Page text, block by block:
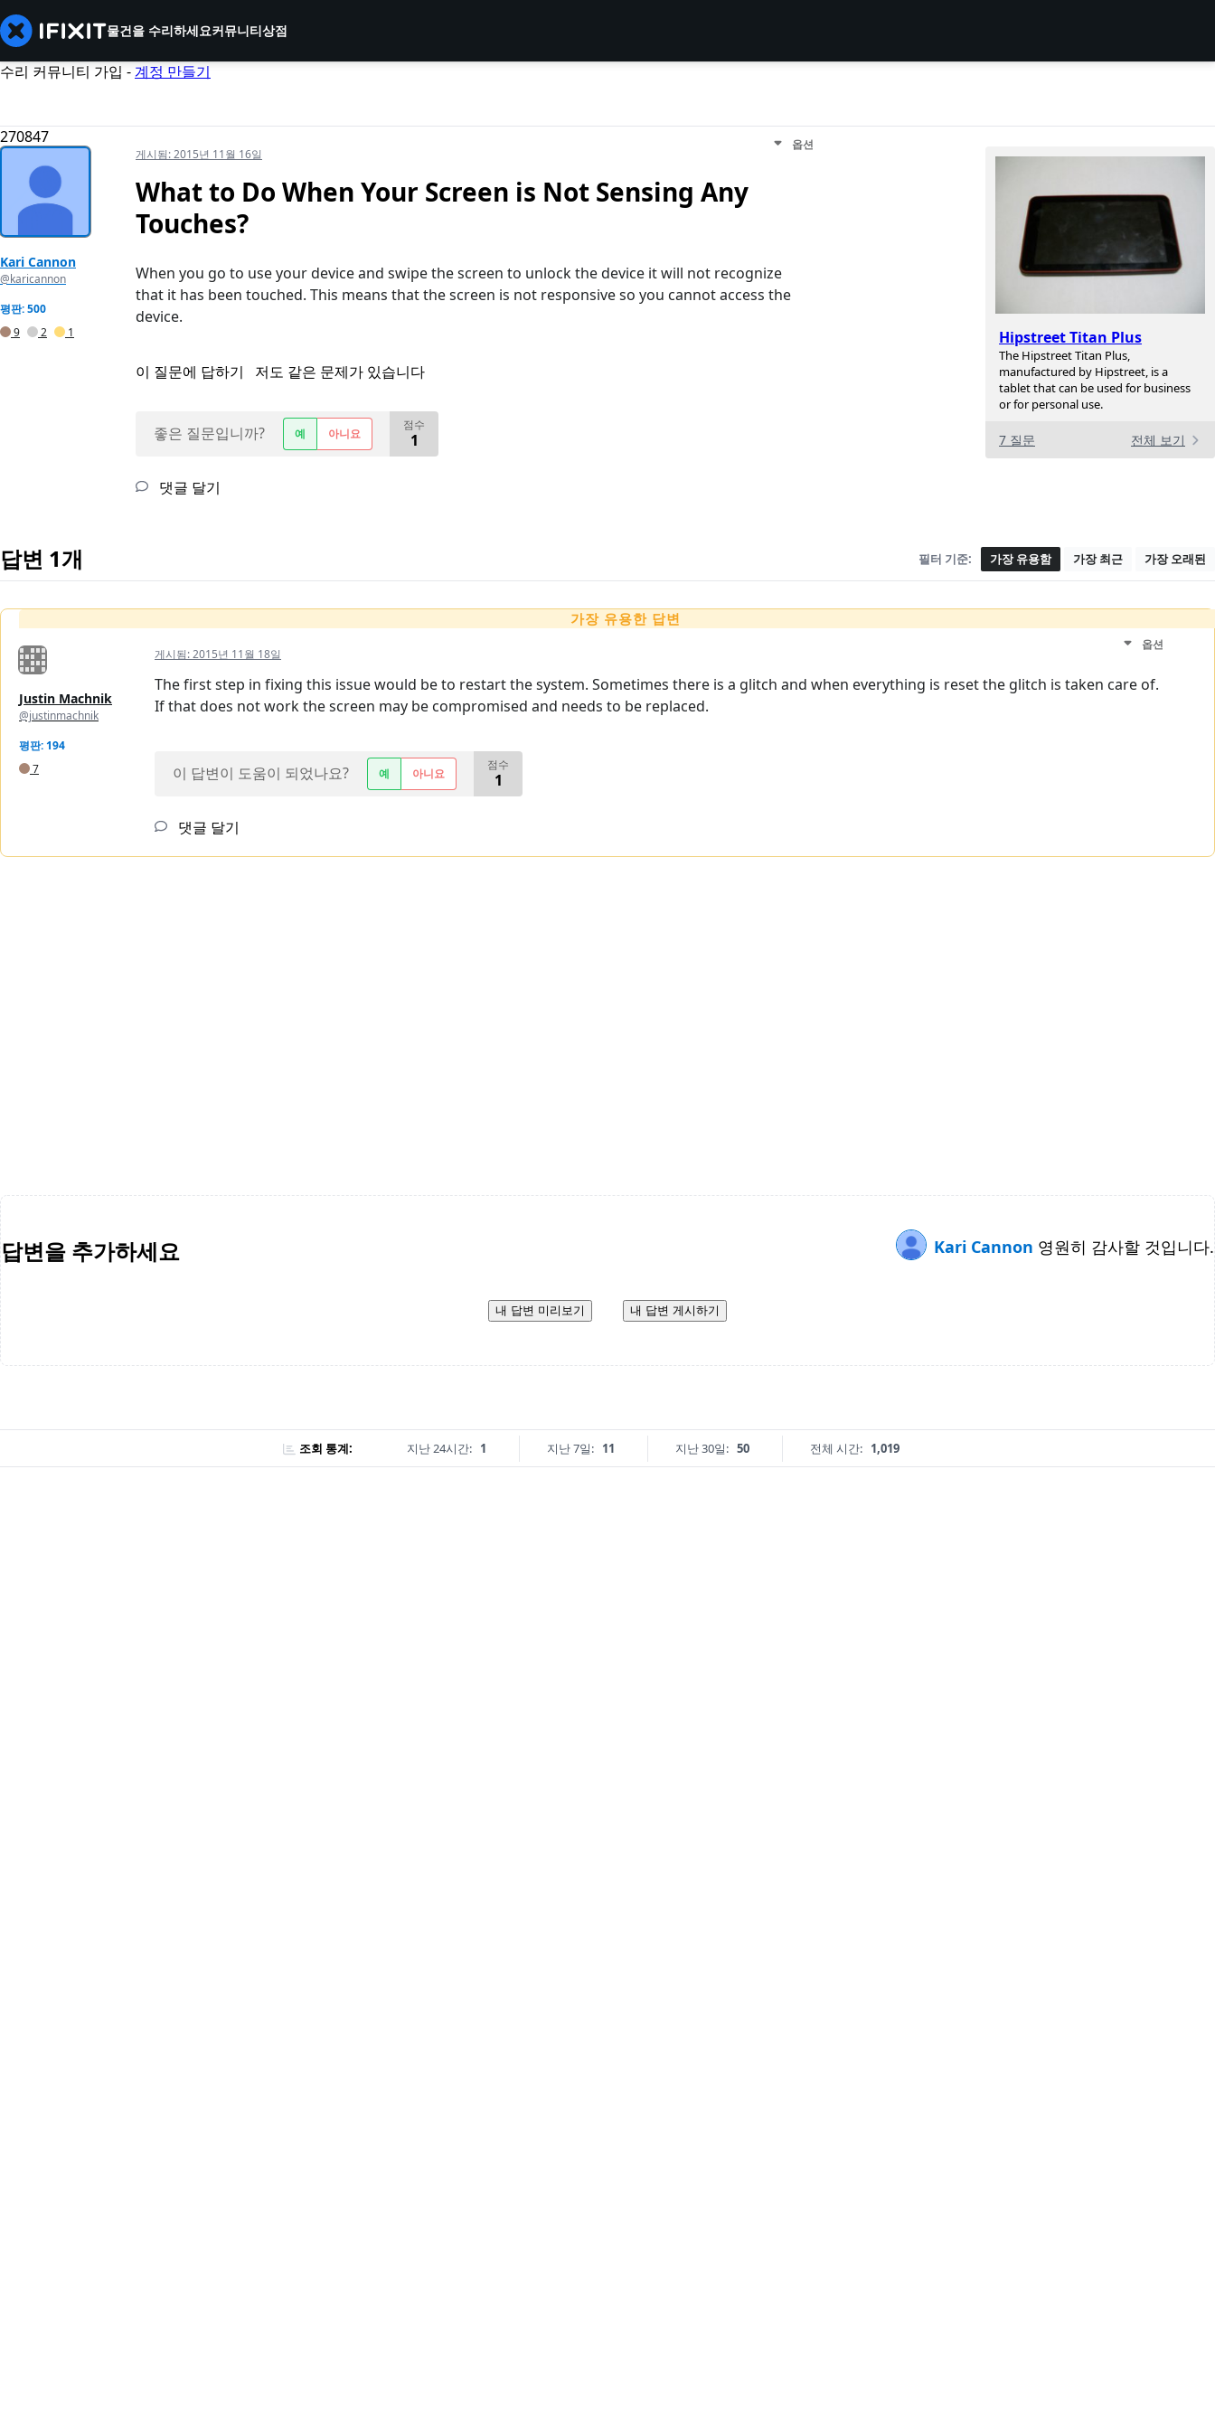
물건을 수리하세요커뮤니티상점
수리 커뮤니티 가입 -계정 만들기
270847
Hipstreet Titan Plus
The Hipstreet Titan Plus,
manufactured by Hipstreet, is a
tablet that can be used for business
or for personal use.
7 질문 전체 보기
Kari Cannon
@karicannon
평판: 500
9
2 1
게시됨:2015년 11월 16일
옵션
What to Do When Your Screen is Not Sensing Any
Touches?
When you go to use your device and swipe the screen to unlock the device it will not recognize
that it has been touched. This means that the screen is not responsive so you cannot access the
device.
이 질문에 답하기 저도 같은 문제가 있습니다
좋은 질문입니까? 예 아니요
점수
1
댓글 달기
답변 1개 필터 기준: 가장 유용함 가장 최근 가장 오래된
가장 유용한 답변
Justin Machnik
@justinmachnik
평판: 194
7
게시됨:2015년 11월 18일
옵션
The first step in fixing this issue would be to restart the system. Sometimes there is a glitch and when everything is reset the glitch is taken care of.
If that does not work the screen may be compromised and needs to be replaced.
이 답변이 도움이 되었나요? 예 아니요
점수
1
댓글 달기
답변을 추가하세요 Kari Cannon 영원히 감사할 것입니다.
내 답변 미리보기 내 답변 게시하기
조회 통계: 지난 24시간: 1 지난 7일: 11 지난 30일: 50 전체 시간: 1,019